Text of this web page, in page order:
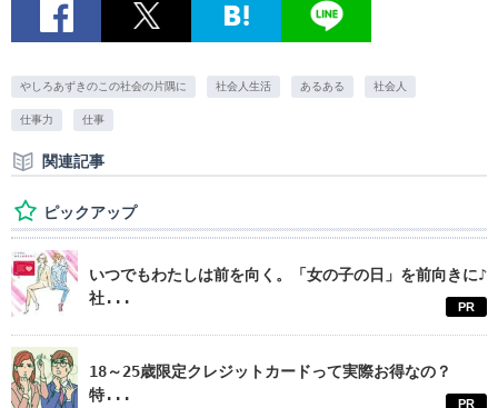
やしろあずきのこの社会の片隅に 社会人生活 あるある 社会人
仕事力 仕事
関連記事
ピックアップ
いつでもわたしは前を向く。「女の子の日」を前向きに♪
社...
PR
18～25歳限定クレジットカードって実際お得なの？
特...
PR